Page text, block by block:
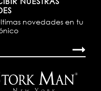
novedades en tu